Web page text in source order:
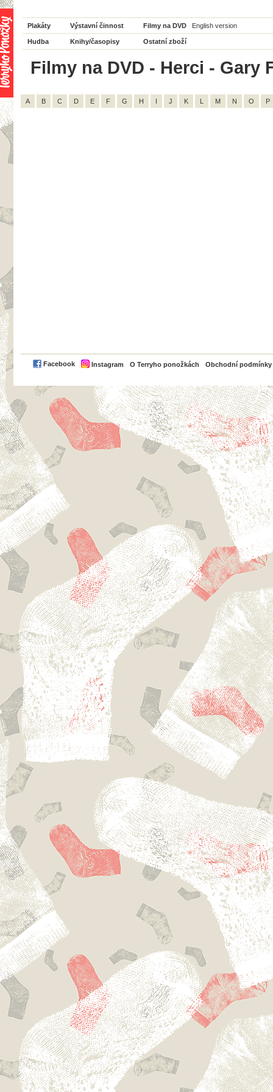
Plakáty Výstavní činnost Filmy na DVD English version
Hudba Knihy/časopisy Ostatní zboží
Filmy na DVD - Herci - Gary
A B C D E F G H I J K L M N O P
Facebook Instagram O Terryho ponožkách Obchodní podmínky
PayPal